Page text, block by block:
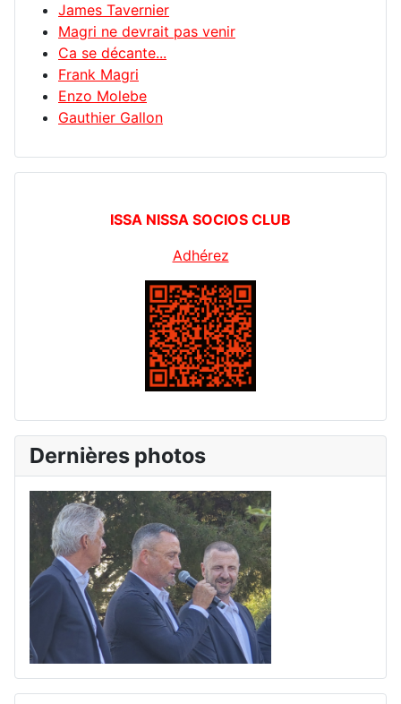
James Tavernier
Magri ne devrait pas venir
Ca se décante...
Frank Magri
Enzo Molebe
Gauthier Gallon
ISSA NISSA SOCIOS CLUB
Adhérez
Dernières photos